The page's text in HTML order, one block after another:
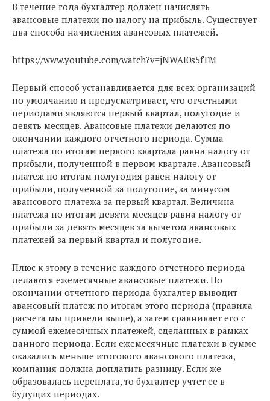
В течение года бухгалтер должен начислять
авансовые платежи по налогу на прибыль. Существует
два способа начисления авансовых платежей.
https://www.youtube.com/watch?v=jNWAI0s5fTM
Первый способ устанавливается для всех организаций
по умолчанию и предусматривает, что отчетными
периодами являются первый квартал, полугодие и
девять месяцев. Авансовые платежи делаются по
окончании каждого отчетного периода. Сумма
платежа по итогам первого квартала равна налогу от
прибыли, полученной в первом квартале. Авансовый
платеж по итогам полугодия равен налогу от
прибыли, полученной за полугодие, за минусом
авансового платежа за первый квартал. Величина
платежа по итогам девяти месяцев равна налогу от
прибыли за девять месяцев за вычетом авансовых
платежей за первый квартал и полугодие.
Плюс к этому в течение каждого отчетного периода
делаются ежемесячные авансовые платежи. По
окончании отчетного периода бухгалтер выводит
авансовый платеж по итогам этого периода (правила
расчета мы привели выше), а затем сравнивает его с
суммой ежемесячных платежей, сделанных в рамках
данного периода. Если ежемесячные платежи в сумме
оказались меньше итогового авансового платежа,
компания должна доплатить разницу. Если же
образовалась переплата, то бухгалтер учтет ее в
будущих периодах.